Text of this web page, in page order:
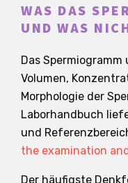
WAS DAS
UND WAS
Das
Volumen,
Morphologie der
Laborhandbuch
und
the examination
Der häufigste